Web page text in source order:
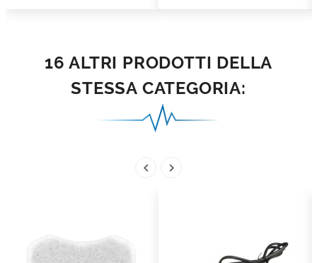
16 ALTRI PRODOTTI DELLA
STESSA CATEGORIA:
 